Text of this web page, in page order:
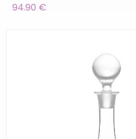
94.90 €